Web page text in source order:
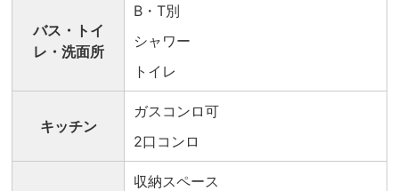
バス・トイ
レ・洗面所
B・T別
シャワー
トイレ
キッチン
ガスコンロ可
2口コンロ
収納スペース